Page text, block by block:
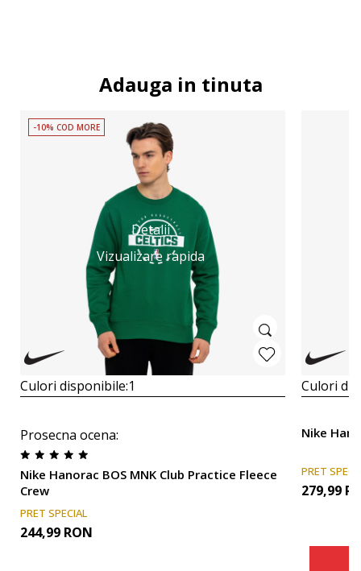
Adauga in tinuta
Detalii
Vizualizare rapida
-10% COD MORE
Culori disponibile:1
Prosecna ocena:
Nike Hanorac BOS MNK Club Practice Fleece
Crew
PRET SPECIAL
244,99 RON
Culori
Nike
PRET
279,99